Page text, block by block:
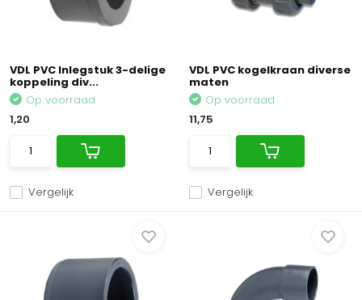
VDL PVC Inlegstuk 3-delige
koppeling div...
Vergelijk
Op voorraad
1,20
VDL PVC kogelkraan diverse
maten
Vergelijk
Op voorraad
11,75